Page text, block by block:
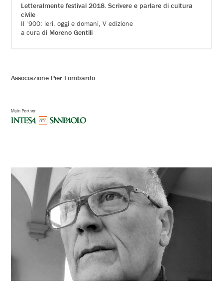
Letteralmente festival 2018. Scrivere e parlare di cultura
civile
Il ‘900: ieri, oggi e domani, V edizione
a cura di Moreno Gentili
Associazione Pier Lombardo